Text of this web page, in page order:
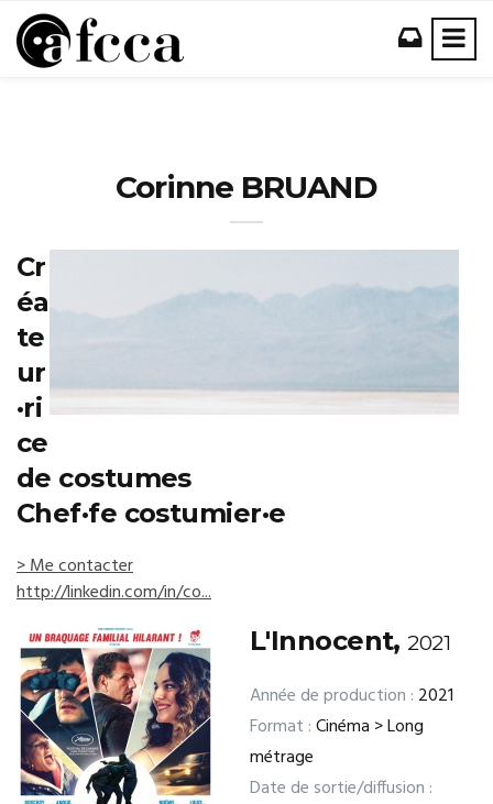
Corinne BRUAND
Cr
éa
te
ur
·ri
ce
de costumes
Chef·fe costumier·e
> Me contacter
http://linkedin.com/in/co...
L'Innocent,2021
Année de production : 2021
Format :Cinéma > Long
métrage
Date de sortie/diffusion :